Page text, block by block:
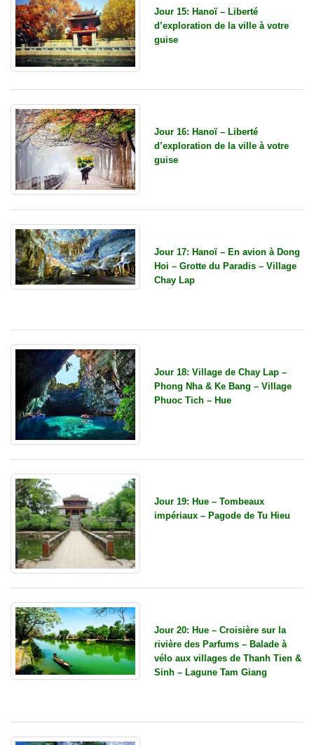
Jour 15: Hanoï – Liberté
d’exploration de la ville à votre
guise
Jour 16: Hanoï – Liberté
d’exploration de la ville à votre
guise
Jour 17: Hanoï – En avion à Dong
Hoi – Grotte du Paradis – Village
Chay Lap
Jour 18: Village de Chay Lap –
Phong Nha & Ke Bang – Village
Phuoc Tich – Hue
Jour 19: Hue – Tombeaux
impériaux – Pagode de Tu Hieu
Jour 20: Hue – Croisière sur la
rivière des Parfums – Balade à
vélo aux villages de Thanh Tien &
Sinh – Lagune Tam Giang